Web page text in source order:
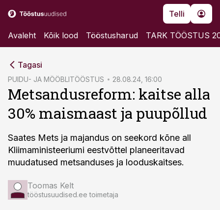
Telli
Avaleht Kõik lood Tööstusharud TARK TÖÖSTUS
Tagasi
PUIDU- JA MÖÖBLITÖÖSTUS 28.08.24, 16:00
Metsandusreform: kaitse alla
30% maismaast ja puupõllud
Saates Mets ja majandus on seekord kõne all
Kliimaministeeriumi eestvõttel planeeritavad
muudatused metsanduses ja looduskaitses.
Toomas Kelt
tööstusuudised.ee toimetaja